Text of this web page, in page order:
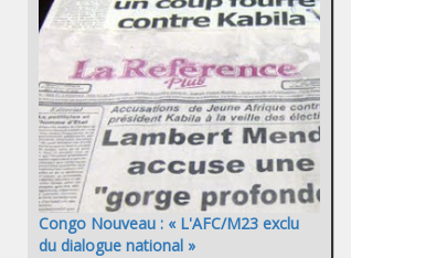
Congo Nouveau : « L'AFC/M23 exclu
du dialogue national »